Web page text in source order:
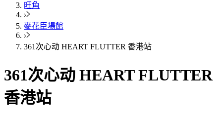
旺角
麥花臣場館
361次心动 HEART FLUTTER 香港站
361次心动 HEART FLUTTER
香港站